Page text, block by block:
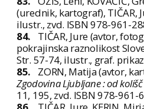
(urednik, kartograf), TIČAR,
ilustr., zvd. ISBN 978-961-
84.
TIČAR, Jure (avtor,
pokrajinska raznolikost
Str. 57-74, ilustr., graf.
85.
ZORN, Matija (avtor,
Zgodovina Ljubljane : od
11, 195, zvd. ISBN 978-961-